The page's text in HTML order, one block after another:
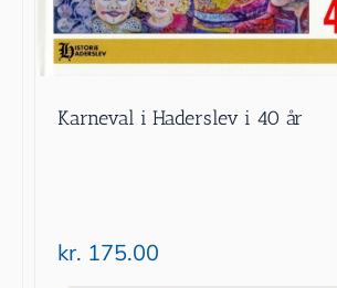
Karneval i Haderslev i 40 år
kr. 175.00